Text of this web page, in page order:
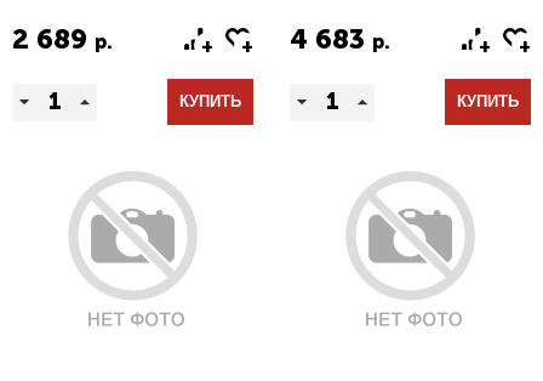
2 689 р.
КУПИТЬ
4 683 р.
КУПИТЬ